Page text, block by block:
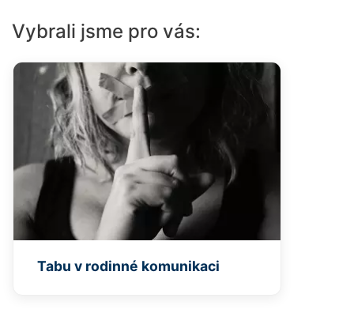
Vybrali jsme pro vás:
Tabu v rodinné komunikaci